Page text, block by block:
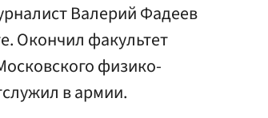
Валерий Фадеев
Окончил факультет
физико-
в армии.